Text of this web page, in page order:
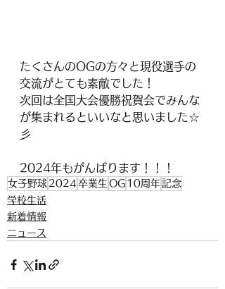
たくさんのOGの方々と現役選手の
交流がとても素敵でした！
次回は全国大会優勝祝賀会でみんな
が集まれるといいなと思いました☆
彡
2024年もがんばります！！！
女子野球 2024卒業生 OG 10周年記念
学校生活
新着情報
ニュース